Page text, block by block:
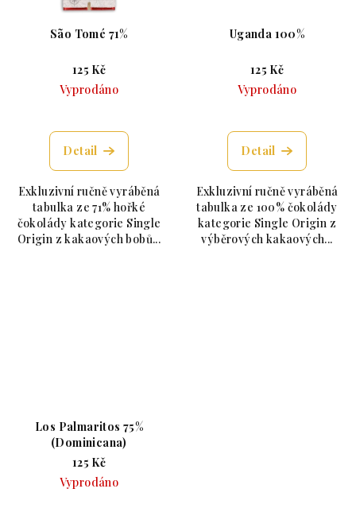
São Tomé 71%
125 Kč
Vyprodáno
Detail
Exkluzivní ručně vyráběná
tabulka ze 71% hořké
čokolády kategorie Single
Origin z kakaových bobů...
Uganda 100%
125 Kč
Vyprodáno
Detail
Exkluzivní ručně vyráběná
tabulka ze 100% čokolády
kategorie Single Origin z
výběrových kakaových...
Los Palmaritos 75%
(Dominicana)
125 Kč
Vyprodáno